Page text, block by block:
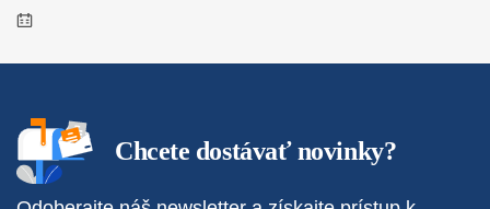
Chcete dostávať novinky?